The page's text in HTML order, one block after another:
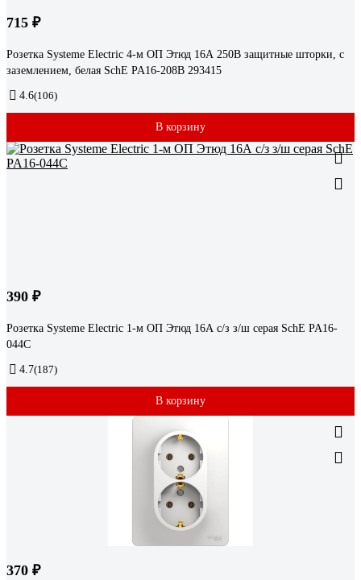
715 ₽
Розетка Systeme Electric 4-м ОП Этюд 16А 250В защитные шторки, с
заземлением, белая SchE PA16-208B 293415
4.6(106)
В корзину
390 ₽
Розетка Systeme Electric 1-м ОП Этюд 16А c/з з/ш серая SchE PA16-
044C
4.7(187)
В корзину
370 ₽